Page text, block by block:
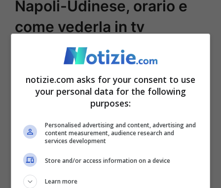
Napoli-Udinese, orario e
come vederla in tv
La sfida tra Napoli e Udinese, valevole per
giocherà allo stadioMaradonadi Napoli e
inizierà alle ore 15. Il match verrà
trasmesso in diretta esclusiva suDazn.
Contestualmente potrai seguire il live sul
nostro sito.
notizie.com asks for your consent to use
your personal data for the following
purposes:
Personalised advertising and content, advertising and
content measurement, audience research and
services development
Store and/or access information on a device
Learn more